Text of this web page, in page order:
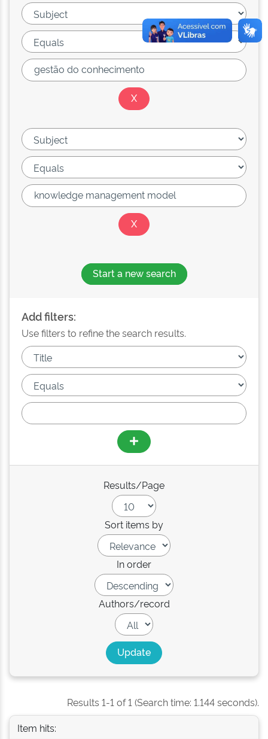
Start a new search
Add filters:
Use filters to refine the search results.
Results/Page
Sort items by
In order
Authors/record
Results 1-1 of 1 (Search time: 1.144 seconds).
Item hits: